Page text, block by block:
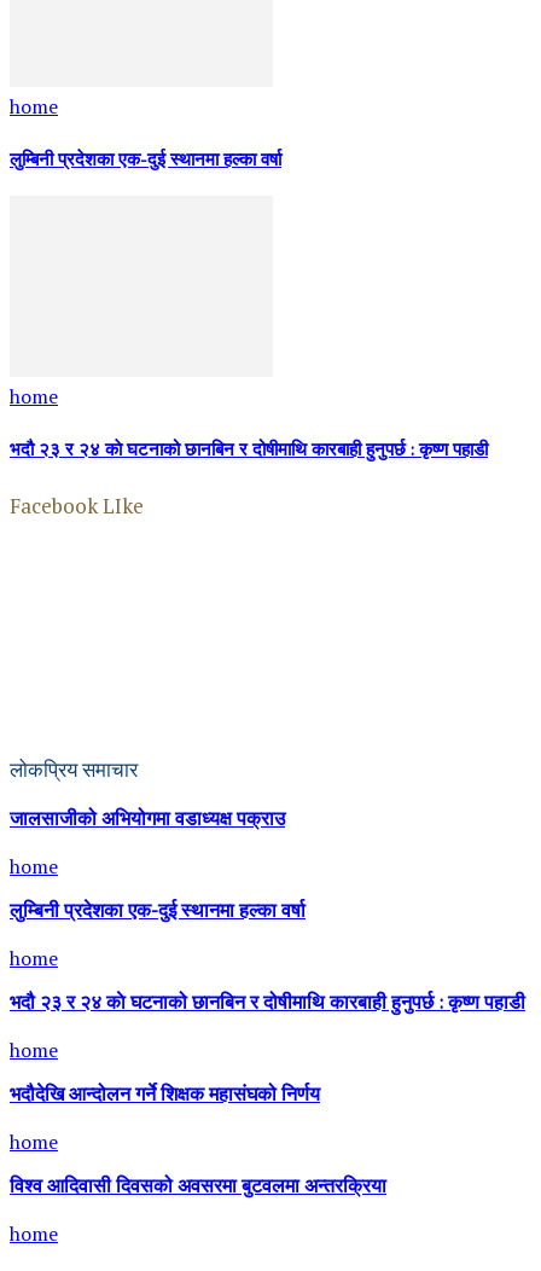
home
लुम्बिनी प्रदेशका एक-दुई स्थानमा हल्का वर्षा
home
भदौ २३ र २४ काे घटनाको छानबिन र दोषीमाथि कारबाही हुनुपर्छ : कृष्ण पहाडी
Facebook LIke
लोकप्रिय समाचार
जालसाजीको अभियोगमा वडाध्यक्ष पक्राउ
home
लुम्बिनी प्रदेशका एक-दुई स्थानमा हल्का वर्षा
home
भदौ २३ र २४ काे घटनाको छानबिन र दोषीमाथि कारबाही हुनुपर्छ : कृष्ण पहाडी
home
भदौदेखि आन्दोलन गर्ने शिक्षक महासंघको निर्णय
home
विश्व आदिवासी दिवसको अवसरमा बुटवलमा अन्तरक्रिया
home